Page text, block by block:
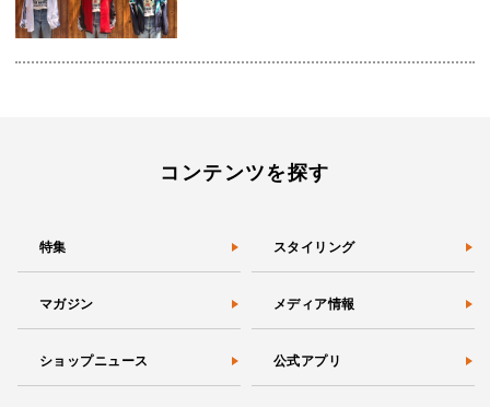
コンテンツを探す
特集 スタイリング
マガジン メディア情報
ショップニュース 公式アプリ